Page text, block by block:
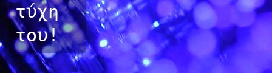
τύχη
του!